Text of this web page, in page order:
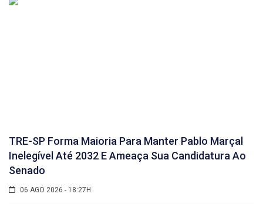
TRE-SP Forma Maioria Para Manter Pablo Marçal
Inelegível Até 2032 E Ameaça Sua Candidatura Ao
Senado
06 AGO 2026 - 18:27H